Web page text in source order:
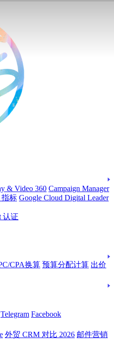
& Video 360 Campaign Manager
指标 Google Cloud Digital Leader
认证
CPA换算 预算分配计算 出价
Telegram Facebook
外贸 CRM 对比 2026 邮件营销